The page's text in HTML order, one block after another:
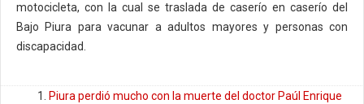
motocicleta, con la cual se traslada de caserío en caserío del
Bajo Piura para vacunar a adultos mayores y personas con
discapacidad.
Piura perdió mucho con la muerte del doctor Paúl Enrique